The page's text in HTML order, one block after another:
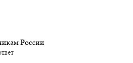
России